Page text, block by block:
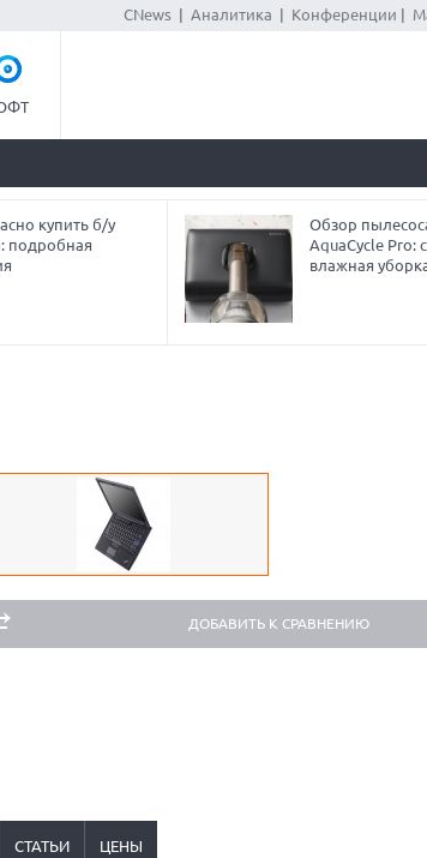
CNews| Аналитика Конференции
купить б/у
подробная
Обзор
AquaCycle Pro:
влажная
ДОБАВИТЬ К СРАВНЕНИЮ
СТАТЬИ ЦЕНЫ